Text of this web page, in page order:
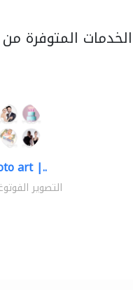
الخدمات المتوفرة
art |..
التصوير